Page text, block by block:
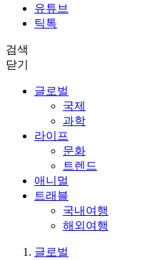
유튜브
틱톡
검색
닫기
글로벌
국제
과학
라이프
문화
트렌드
애니멀
트래블
국내여행
해외여행
글로벌